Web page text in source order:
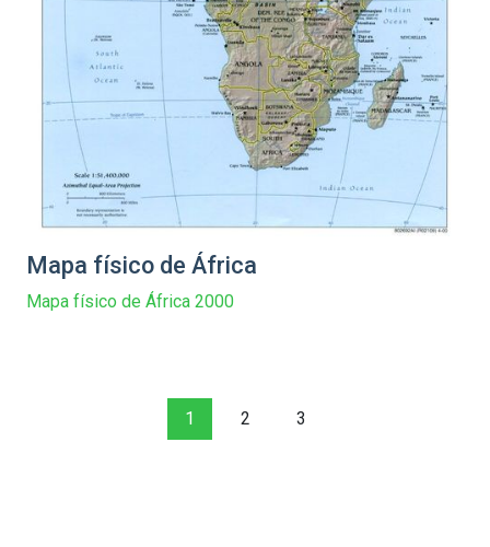
Mapa físico de África
Mapa físico de África 2000
1 2 3